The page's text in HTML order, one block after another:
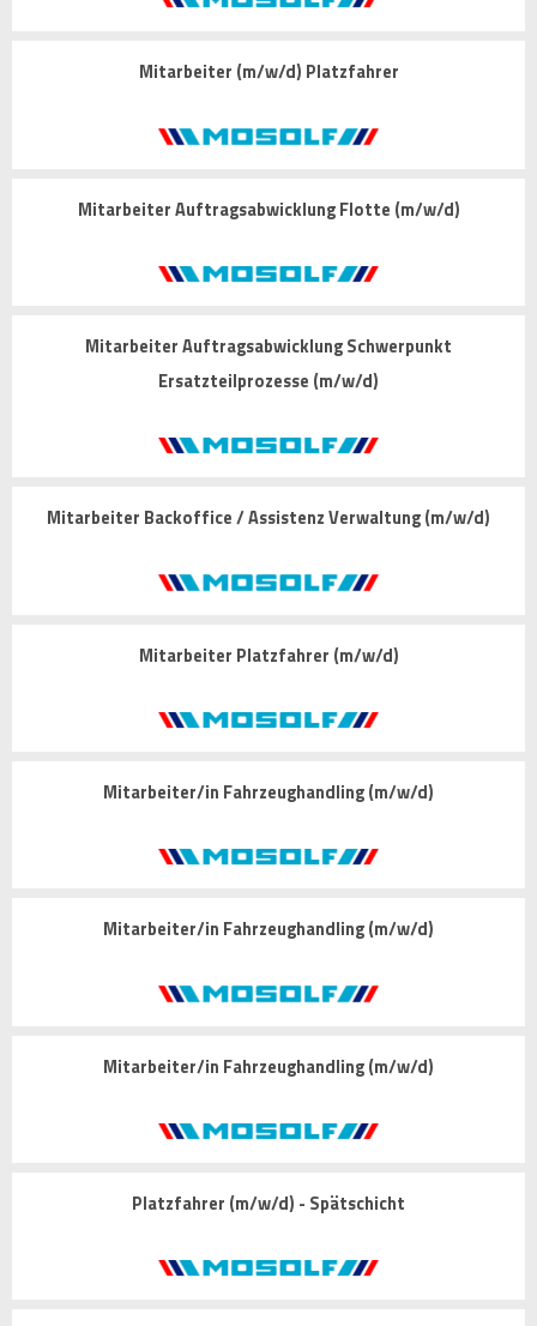
Mitarbeiter (m/w/d) Platzfahrer
Mitarbeiter Auftragsabwicklung Flotte (m/w/d)
Mitarbeiter Auftragsabwicklung Schwerpunkt
Ersatzteilprozesse (m/w/d)
Mitarbeiter Backoffice / Assistenz Verwaltung (m/w/d)
Mitarbeiter Platzfahrer (m/w/d)
Mitarbeiter/in Fahrzeughandling (m/w/d)
Mitarbeiter/in Fahrzeughandling (m/w/d)
Mitarbeiter/in Fahrzeughandling (m/w/d)
Platzfahrer (m/w/d) - Spätschicht